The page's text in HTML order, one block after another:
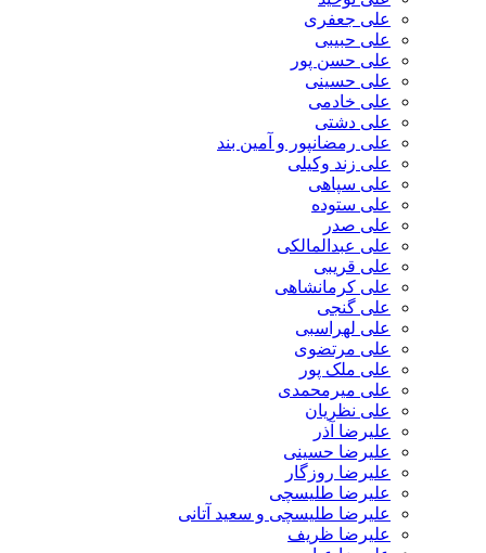
علی جعفری
علی حبیبی
علی حسن پور
علی حسینی
علی خادمی
علی دشتی
علی رمضانپور و آمین بند
علی زند وکیلی
علی سپاهی
علی ستوده
علی صدر
علی عبدالمالکی
علی قریبی
علی کرمانشاهی
علی گنجی
علی لهراسبی
علی مرتضوی
علی ملک پور
علی میرمحمدی
علی نظریان
علیرضا آذر
علیرضا حسینی
علیرضا روزگار
علیرضا طلیسچی
علیرضا طلیسچی و سعید آتانی
علیرضا ظریف